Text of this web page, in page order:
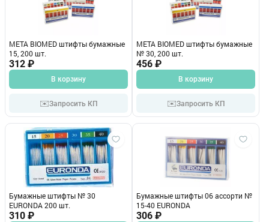
МЕТА BIOMED штифты бумажные
15, 200 шт.
312 ₽
В корзину
✉️Запросить КП
МЕТА BIOMED штифты бумажные
№ 30, 200 шт.
456 ₽
В корзину
✉️Запросить КП
Бумажные штифты № 30
EURONDA 200 шт.
310 ₽
Бумажные штифты 06 ассорти №
15-40 EURONDA
306 ₽